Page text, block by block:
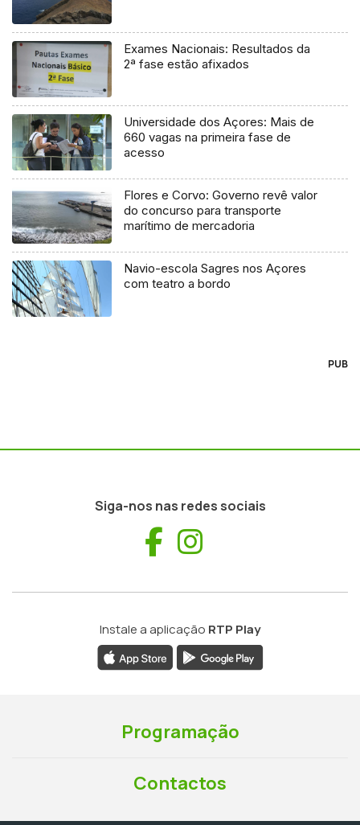
Exames Nacionais: Resultados da
2ª fase estão afixados
Universidade dos Açores: Mais de
660 vagas na primeira fase de
acesso
Flores e Corvo: Governo revê valor
do concurso para transporte
marítimo de mercadoria
Navio-escola Sagres nos Açores
com teatro a bordo
PUB
Siga-nos nas redes sociais
Facebook
Instale a aplicação RTP Play
Programação
Contactos